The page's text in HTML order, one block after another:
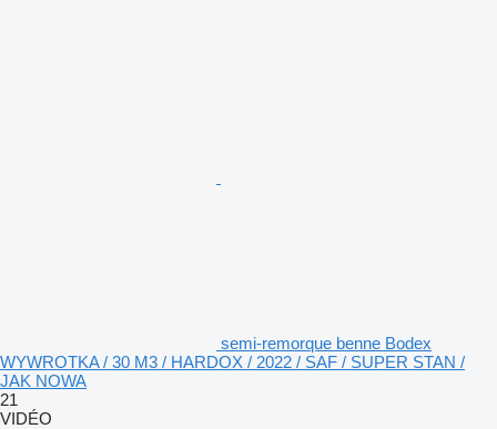
semi-remorque benne Bodex
WYWROTKA / 30 M3 / HARDOX / 2022 / SAF / SUPER STAN /
JAK NOWA
21
VIDÉO